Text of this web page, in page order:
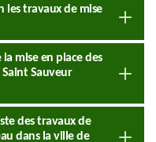
les travaux de mise
mise en place des
Sauveur
des travaux de
dans la ville de